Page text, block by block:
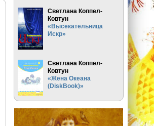
Светлана Коппел-
Ковтун
«Высекательница
Искр»
Светлана Коппел-
Ковтун
«Жена Океана
(DiskBook)»